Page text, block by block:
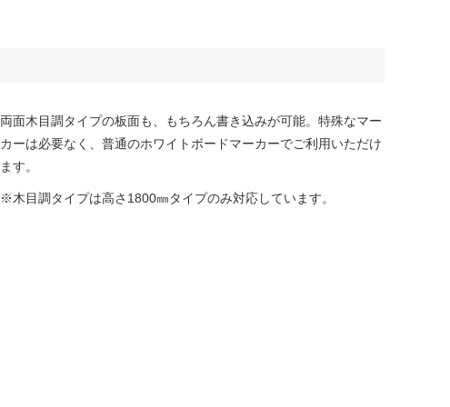
両面木目調タイプの板面も、もちろん書き込みが可能。特殊なマー
カーは必要なく、普通のホワイトボードマーカーでご利用いただけ
ます。
※木目調タイプは高さ1800㎜タイプのみ対応しています。